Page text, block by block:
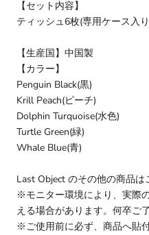
【セット内容】
ティッシュ6枚(専用ケース入
【生産国】中国製
【カラー】
Penguin Black(黒)
Krill Peach(ピーチ)
Dolphin Turquoise(水色)
Turtle Green(緑)
Whale Blue(青)
Last Object のその他の商品は
※モニター環境により、実際
える場合があります。何卒ご
※ご使用前に必ず、商品へ貼